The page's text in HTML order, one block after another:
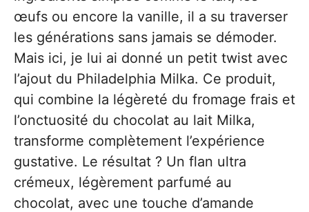
œufs ou encore la vanille, il a su traverser
les générations sans jamais se démoder.
Mais ici, je lui ai donné un petit twist avec
l’ajout du Philadelphia Milka. Ce produit,
qui combine la légèreté du fromage frais et
l’onctuosité du chocolat au lait Milka,
transforme complètement l’expérience
gustative. Le résultat ? Un flan ultra
crémeux, légèrement parfumé au
chocolat, avec une touche d’amande